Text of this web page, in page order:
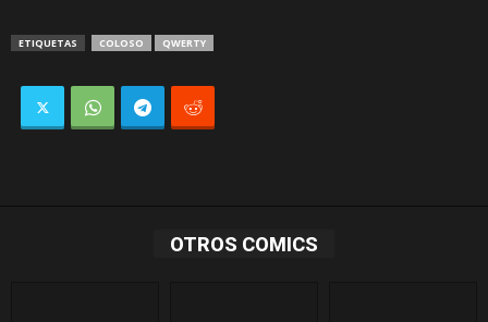
ETIQUETAS COLOSO QWERTY
OTROS COMICS